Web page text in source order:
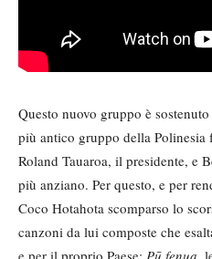
Questo nuovo gruppo è
più antico gruppo della Polinesia
Roland Tauaroa, il presidente, e
più anziano. Per questo, e per
Coco Hotahota scomparso lo
canzoni da lui composte che